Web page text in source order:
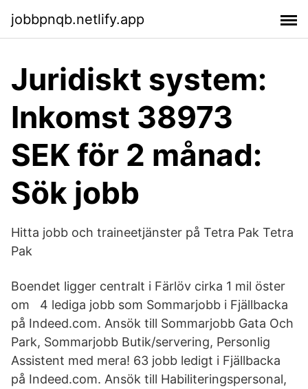
jobbpnqb.netlify.app
Juridiskt system:
Inkomst 38973
SEK för 2 månad:
Sök jobb
Hitta jobb och traineetjänster på Tetra Pak Tetra
Pak
Boendet ligger centralt i Färlöv cirka 1 mil öster
om 4 lediga jobb som Sommarjobb i Fjällbacka
på Indeed.com. Ansök till Sommarjobb Gata Och
Park, Sommarjobb Butik/servering, Personlig
Assistent med mera! 63 jobb ledigt i Fjällbacka
på Indeed.com. Ansök till Habiliteringspersonal,